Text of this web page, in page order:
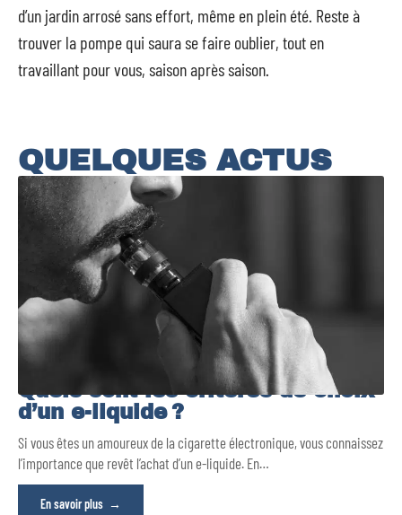
d’un jardin arrosé sans effort, même en plein été. Reste à
trouver la pompe qui saura se faire oublier, tout en
travaillant pour vous, saison après saison.
QUELQUES ACTUS
Quels sont les critères de choix
d’un e-liquide ?
Si vous êtes un amoureux de la cigarette électronique, vous connaissez
l’importance que revêt l’achat d’un e-liquide. En…
En savoir plus